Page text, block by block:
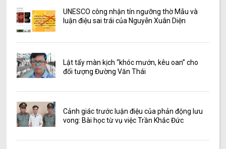
UNESCO công nhận tín ngưỡng thờ Mẫu và
luận điệu sai trái của Nguyễn Xuân Diện
Lật tẩy màn kịch “khóc mướn, kêu oan” cho
đối tượng Đường Văn Thái
Cảnh giác trước luận điệu của phản động lưu
vong: Bài học từ vụ việc Trần Khắc Đức